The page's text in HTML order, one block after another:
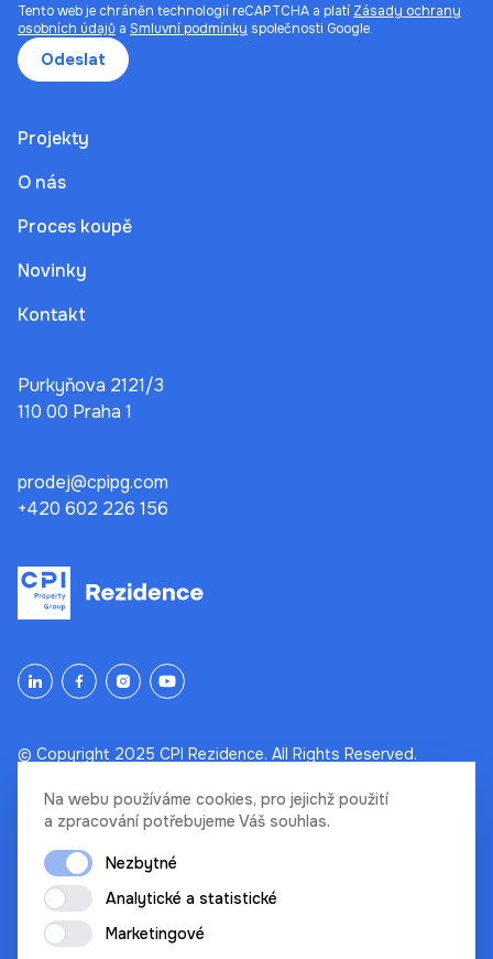
Tento web je chráněn technologií reCAPTCHA a platí Zásady ochrany
osobních údajů a Smluvní podmínky společnosti Google.
Odeslat
Projekty
O nás
Proces koupě
Novinky
Kontakt
Purkyňova 2121/3
110 00 Praha 1
prodej@cpipg.com
+420 602 226 156
© Copyright 2025 CPI Rezidence. All Rights Reserved.
Ochrana osobních údajů
Podmínky a prohlášení
Cookies
bicepsdigital
Disclaimer: Uveřejněné vizualizace a jiná vyobrazení na
Na webu používáme cookies, pro jejichž použití
a zpracování potřebujeme Váš souhlas.
Nezbytné
Analytické a statistické
Marketingové